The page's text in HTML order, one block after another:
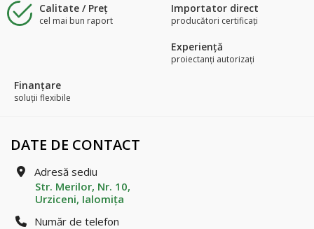
Calitate / Preţ
cel mai bun raport
Importator direct
producători certificaţi
Experienţă
proiectanți autorizați
Finanțare
soluții flexibile
DATE DE CONTACT
Adresă sediu
Str. Merilor, Nr. 10,
Urziceni, Ialomiţa
Număr de telefon